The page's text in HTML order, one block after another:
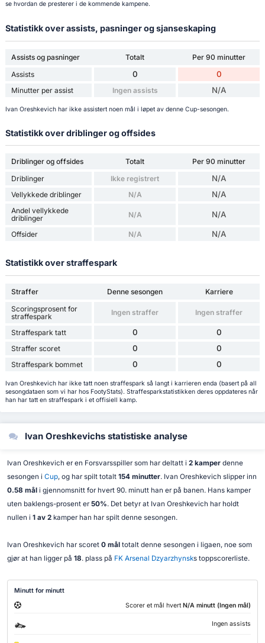
se hvordan de presterer i de kommende kampene.
Statistikk over assists, pasninger og sjanseskaping
Assists og pasninger Totalt
Per 90 minutter
Assists
0 0
Minutter per assist Ingen assists N/A
Ivan Oreshkevich har ikke assistert noen mål i løpet av denne Cup-sesongen.
Statistikk over driblinger og offsides
Driblinger og offsides Totalt
Per 90 minutter
Driblinger
Ikke registrert N/A
Vellykkede driblinger N/A N/A
Andel vellykkede
driblinger
N/A N/A
Offsider N/A N/A
Statistikk over straffespark
Straffer Denne sesongen
Karriere
Scoringsprosent for
straffespark
Ingen straffer Ingen straffer
Straffespark tatt 0 0
Straffer scoret 0 0
Straffespark bommet 0 0
Ivan Oreshkevich har ikke tatt noen straffespark så langt i karrieren enda (basert på all
sesongdataen som vi har hos FootyStats). Straffesparkstatistikken deres oppdateres når
han har tatt en straffespark i et offisiell kamp.
Ivan Oreshkevichs statistiske analyse
Ivan Oreshkevich er en Forsvarsspiller som har deltatt i 2 kamperdenne
sesongen i Cup, og har spilt totalt 154 minutter. Ivan Oreshkevich slipper inn
0.58 måli gjennomsnitt for hvert 90. minutt han er på banen. Hans kamper
uten baklengs-prosent er 50%. Det betyr at Ivan Oreshkevich har holdt
nullen i 1 av 2kamper han har spilt denne sesongen.
Ivan Oreshkevich har scoret 0 måltotalt denne sesongen i ligaen, noe som
gjør at han ligger på 18. plass på FK Arsenal Dzyarzhynsks toppscorerliste.
Minutt for minutt
Scorer et mål hvertN/A minutt (Ingen mål)
Ingen assists